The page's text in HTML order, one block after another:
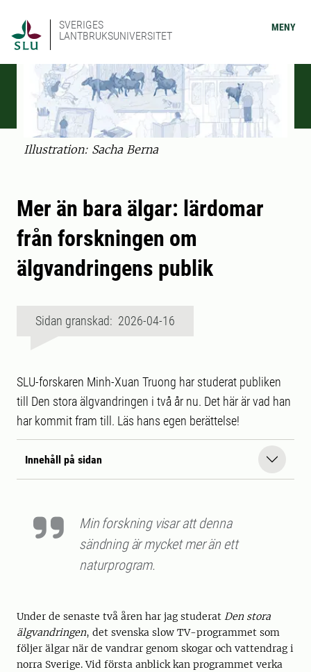
SVERIGES
LANTBRUKSUNIVERSITET
MENY
Illustration: Sacha Berna
Mer än bara älgar: lärdomar
från forskningen om
älgvandringens publik
Sidan granskad: 2026-04-16
SLU-forskaren Minh-Xuan Truong har studerat publiken
till Den stora älgvandringen i två år nu. Det här är vad han
har kommit fram till. Läs hans egen berättelse!
Innehåll på sidan
Min forskning visar att denna
sändning är mycket mer än ett
naturprogram.
Under de senaste två åren har jag studerat Den stora
älgvandringen, det svenska slow TV-programmet som
följer älgar när de vandrar genom skogar och vattendrag i
norra Sverige. Vid första anblick kan programmet verka